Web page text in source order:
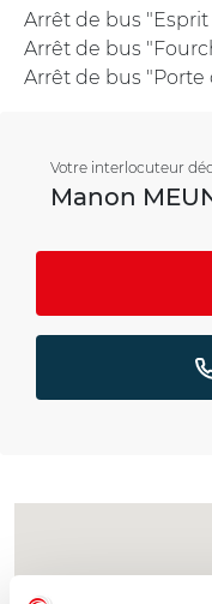
Arrêt de bus "Esprit
Arrêt de bus
Arrêt de bus "Porte
Votre interlocuteur
Manon